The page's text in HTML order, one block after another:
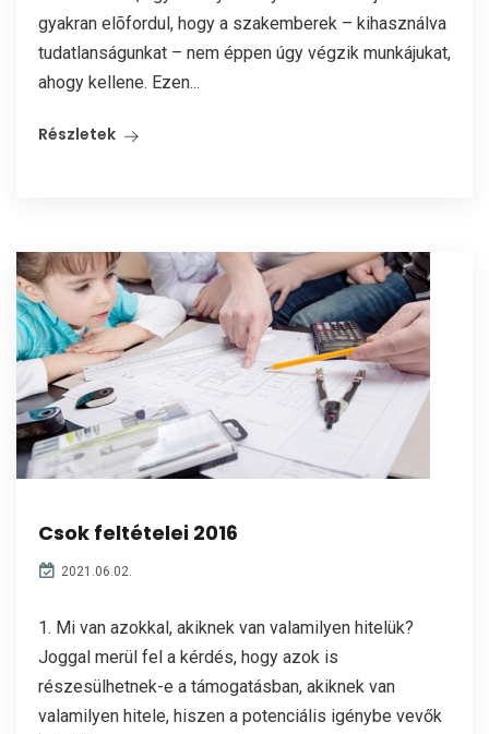
gyakran elõfordul, hogy a szakemberek – kihasználva
tudatlanságunkat – nem éppen úgy végzik munkájukat,
ahogy kellene. Ezen...
Részletek
Csok feltételei 2016
2021.06.02.
1. Mi van azokkal, akiknek van valamilyen hitelük?
Joggal merül fel a kérdés, hogy azok is
részesülhetnek-e a támogatásban, akiknek van
valamilyen hitele, hiszen a potenciális igénybe vevők